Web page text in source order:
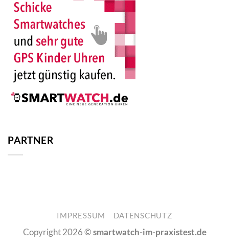
PARTNER
IMPRESSUM DATENSCHUTZ
Copyright 2026 ©smartwatch-im-praxistest.de